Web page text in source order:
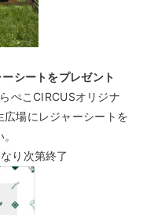
シートをプレゼント
ぺこCIRCUSオリジナ
場にレジャーシートを
り次第終了